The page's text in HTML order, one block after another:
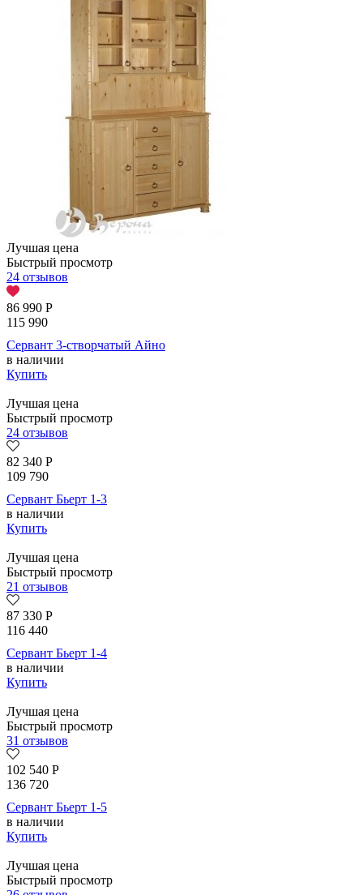
Лучшая цена
Быстрый просмотр
24 отзывов
86 990 Р
115 990
Сервант 3-створчатый Айно
в наличии
Купить
Лучшая цена
Быстрый просмотр
24 отзывов
82 340 Р
109 790
Сервант Бьерт 1-3
в наличии
Купить
Лучшая цена
Быстрый просмотр
21 отзывов
87 330 Р
116 440
Сервант Бьерт 1-4
в наличии
Купить
Лучшая цена
Быстрый просмотр
31 отзывов
102 540 Р
136 720
Сервант Бьерт 1-5
в наличии
Купить
Лучшая цена
Быстрый просмотр